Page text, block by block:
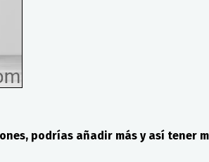
podrías añadir más y así tener